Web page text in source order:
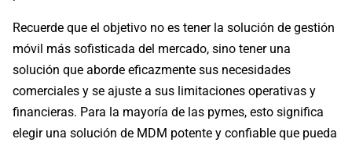
Recuerde que el objetivo no es tener la solución de gestión
móvil más sofisticada del mercado, sino tener una
solución que aborde eficazmente sus necesidades
comerciales y se ajuste a sus limitaciones operativas y
financieras. Para la mayoría de las pymes, esto significa
elegir una solución de MDM potente y confiable que pueda